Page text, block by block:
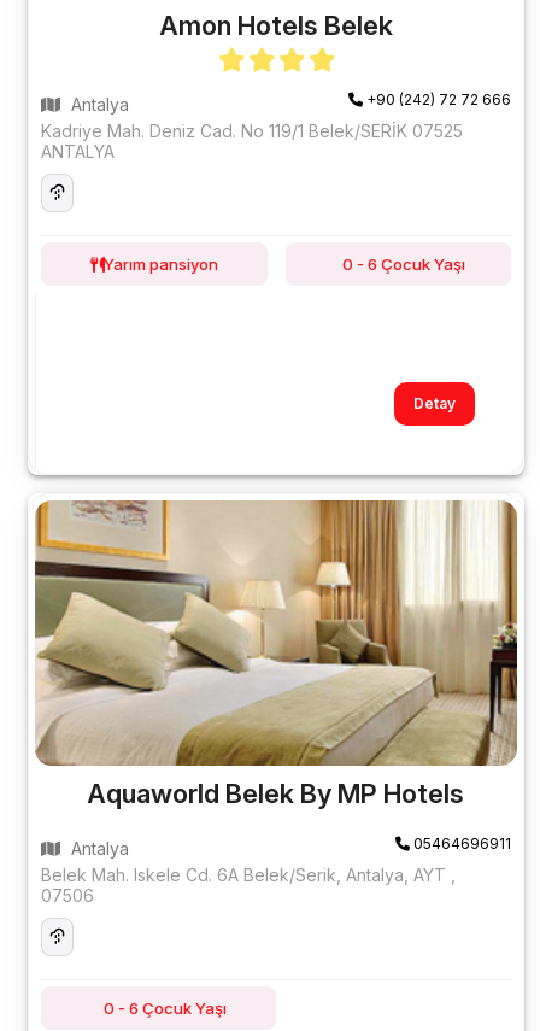
Amon Hotels Belek
Antalya +90 (242) 72 72 666
Kadriye Mah. Deniz Cad. No 119/1 Belek/SERİK 07525
ANTALYA
Yarım pansiyon 0 - 6 Çocuk Yaşı
Detay
Aquaworld Belek By MP Hotels
Antalya 05464696911
Belek Mah. Iskele Cd. 6A Belek/Serik, Antalya, AYT ,
07506
0 - 6 Çocuk Yaşı